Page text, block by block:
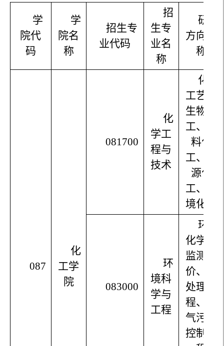
学
院代
码
学
院名
称
招生专
业代码
招
生专
业名
称
研究
方向名
称
087
化
工学
院
081700
化
学工
程与
技术
化学
工艺、
生物化
工、材
料化
工、能
源化
工、环
境化工
083000
环
境科
学与
工程
环境
化学与
监测评
价、水
处理工
程、大
气污染
控制工